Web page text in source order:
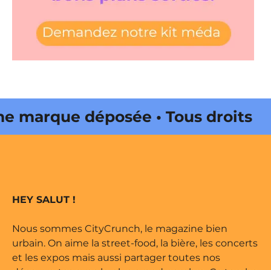
déposée • Tous droits
par Buena Onda Web •
HEY SALUT !
Nous sommes CityCrunch, le magazine bien
urbain. On aime la street-food, la bière, les concerts
et les expos mais aussi partager toutes nos